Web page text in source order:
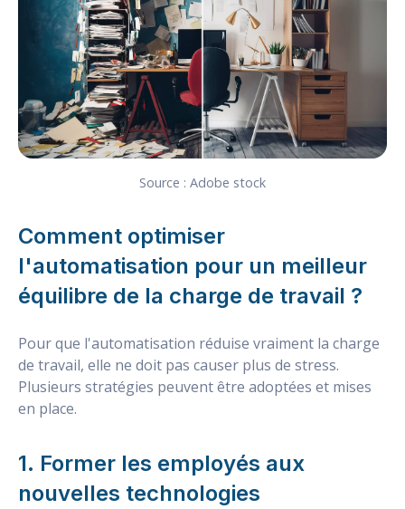
Source : Adobe stock
Comment optimiser
l'automatisation pour un meilleur
équilibre de la charge de travail ?
Pour que l'automatisation réduise vraiment la charge
de travail, elle ne doit pas causer plus de stress.
Plusieurs stratégies peuvent être adoptées et mises
en place.
1. Former les employés aux
nouvelles technologies